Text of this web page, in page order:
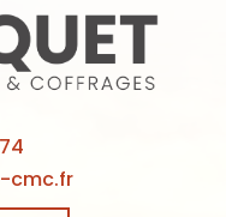
cmc.fr